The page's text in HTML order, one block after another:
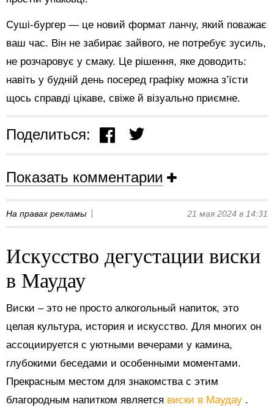
Суші-бургер — це новий формат ланчу, який поважає
ваш час. Він не забирає зайвого, не потребує зусиль,
не розчаровує у смаку. Це рішення, яке доводить:
навіть у будній день посеред графіку можна з’їсти
щось справді цікаве, свіже й візуально приємне.
Поделиться:
Показать комментарии
На правах рекламы 21 мая 2024 в 14:31
Искусство дегустации виски
в Маудау
Виски – это не просто алкогольный напиток, это
целая культура, история и искусство. Для многих он
ассоциируется с уютными вечерами у камина,
глубокими беседами и особенными моментами.
Прекрасным местом для знакомства с этим
благородным напитком является виски в Маудау .